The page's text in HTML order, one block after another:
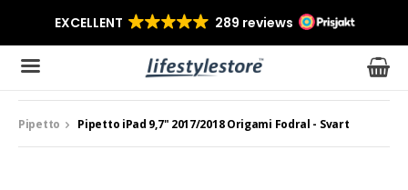
Produkten har blivit tillagd i varukorgen
Pipetto Pipetto iPad 9,7" 2017/2018 Origami Fodral - Svart